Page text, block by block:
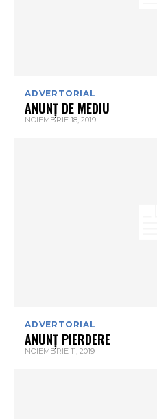
ADVERTORIAL
ANUNȚ DE MEDIU
NOIEMBRIE 18, 2019
ADVERTORIAL
ANUNȚ PIERDERE
NOIEMBRIE 11, 2019